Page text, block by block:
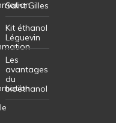
Saint Gilles
Kit éthanol
Léguevin
Les
avantages
du
bioéthanol